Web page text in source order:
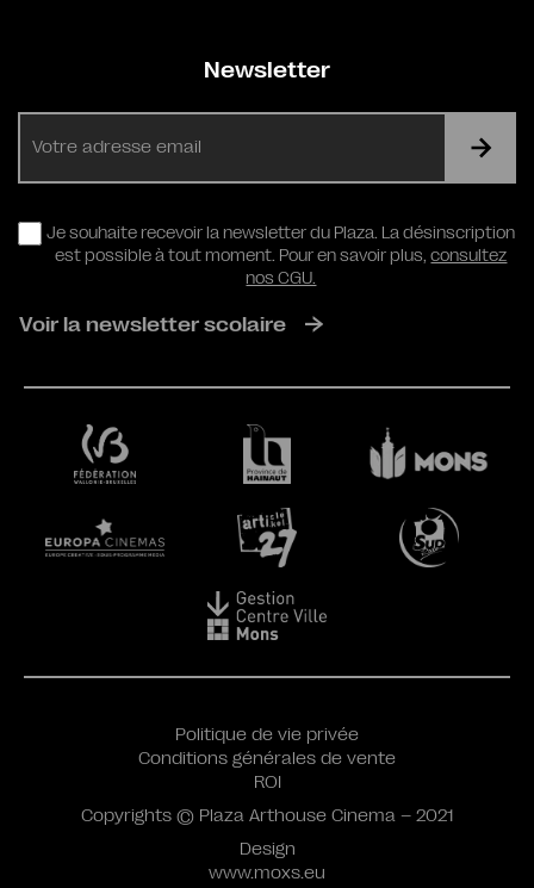
Newsletter
RGPD
Je souhaite recevoir la newsletter du Plaza. La désinscription
est possible à tout moment. Pour en savoir plus,consultez
nos CGU.
Voir la newsletter scolaire
Design
www.moxs.eu
Politique de vie privée
Conditions générales de vente
ROI
Copyrights © Plaza Arthouse Cinema – 2021